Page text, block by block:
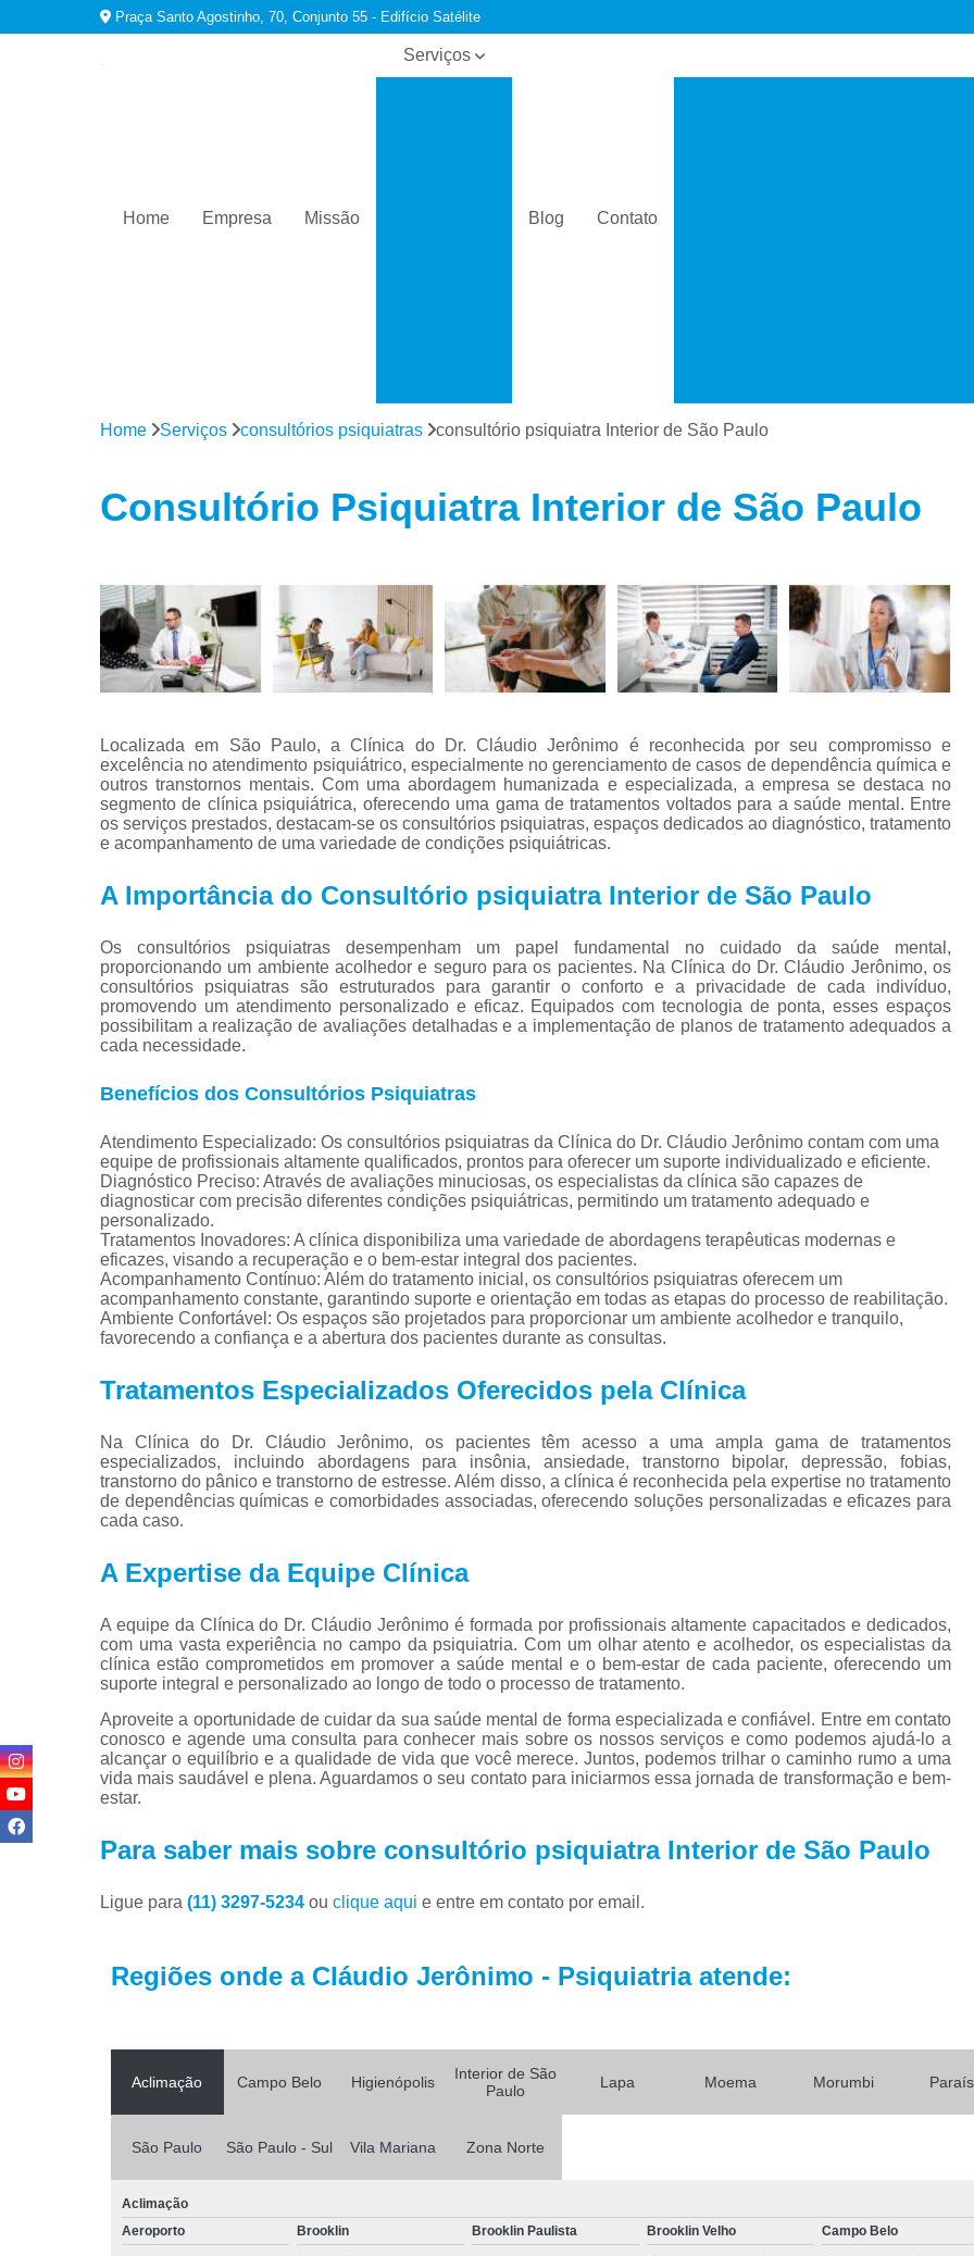
Praça Santo Agostinho, 70, Conjunto 55 - Edifício Satélite
Home Empresa Missão
Serviços
dependência
Tratamentos
Tratamentos
para fobias
para insônia
Tratamentos
para
transtorno
bipolar
para
transtorno de
estresse
Tratamentos
para
transtorno do
Blog Contato
Especialista em
Especialista
Especialista em
Especialista em
Especialista em
Especialista
Tratamento Alternativo para
Tratamento da
Tratamento para Ansiedade
Tratamento para
Tratamento para Ansiedade São
Tratamento
Tratamento para
Tratamento
Tratamento de
Tratamento de
Tratamento de
Tratamento
Tratamento
Tratamento para
Tratamento para
Tratamento para
Tratamento
Tratamento Alternativo para
Tratamento para Depressão Pós
Tratamentos
Tratamentos para Transtorno
Tratamento para Insônia
Tratamento para Insônia em
Tratamento Alternativo para
Home Serviços consultórios psiquiatras consultório psiquiatra Interior de São Paulo
Consultório Psiquiatra Interior de São Paulo
Localizada em São Paulo, a Clínica do Dr. Cláudio Jerônimo é reconhecida por seu compromisso e
excelência no atendimento psiquiátrico, especialmente no gerenciamento de casos de dependência química e
outros transtornos mentais. Com uma abordagem humanizada e especializada, a empresa se destaca no
segmento de clínica psiquiátrica, oferecendo uma gama de tratamentos voltados para a saúde mental. Entre
os serviços prestados, destacam-se os consultórios psiquiatras, espaços dedicados ao diagnóstico, tratamento
e acompanhamento de uma variedade de condições psiquiátricas.
A Importância do Consultório psiquiatra Interior de São Paulo
Os consultórios psiquiatras desempenham um papel fundamental no cuidado da saúde mental,
proporcionando um ambiente acolhedor e seguro para os pacientes. Na Clínica do Dr. Cláudio Jerônimo, os
consultórios psiquiatras são estruturados para garantir o conforto e a privacidade de cada indivíduo,
promovendo um atendimento personalizado e eficaz. Equipados com tecnologia de ponta, esses espaços
possibilitam a realização de avaliações detalhadas e a implementação de planos de tratamento adequados a
cada necessidade.
Benefícios dos Consultórios Psiquiatras
Atendimento Especializado: Os consultórios psiquiatras da Clínica do Dr. Cláudio Jerônimo contam com uma
equipe de profissionais altamente qualificados, prontos para oferecer um suporte individualizado e eficiente.
Diagnóstico Preciso: Através de avaliações minuciosas, os especialistas da clínica são capazes de
diagnosticar com precisão diferentes condições psiquiátricas, permitindo um tratamento adequado e
personalizado.
Tratamentos Inovadores: A clínica disponibiliza uma variedade de abordagens terapêuticas modernas e
eficazes, visando a recuperação e o bem-estar integral dos pacientes.
Acompanhamento Contínuo: Além do tratamento inicial, os consultórios psiquiatras oferecem um
acompanhamento constante, garantindo suporte e orientação em todas as etapas do processo de reabilitação.
Ambiente Confortável: Os espaços são projetados para proporcionar um ambiente acolhedor e tranquilo,
favorecendo a confiança e a abertura dos pacientes durante as consultas.
Tratamentos Especializados Oferecidos pela Clínica
Na Clínica do Dr. Cláudio Jerônimo, os pacientes têm acesso a uma ampla gama de tratamentos
especializados, incluindo abordagens para insônia, ansiedade, transtorno bipolar, depressão, fobias,
transtorno do pânico e transtorno de estresse. Além disso, a clínica é reconhecida pela expertise no tratamento
de dependências químicas e comorbidades associadas, oferecendo soluções personalizadas e eficazes para
cada caso.
A Expertise da Equipe Clínica
A equipe da Clínica do Dr. Cláudio Jerônimo é formada por profissionais altamente capacitados e dedicados,
com uma vasta experiência no campo da psiquiatria. Com um olhar atento e acolhedor, os especialistas da
clínica estão comprometidos em promover a saúde mental e o bem-estar de cada paciente, oferecendo um
suporte integral e personalizado ao longo de todo o processo de tratamento.
Aproveite a oportunidade de cuidar da sua saúde mental de forma especializada e confiável. Entre em contato
conosco e agende uma consulta para conhecer mais sobre os nossos serviços e como podemos ajudá-lo a
alcançar o equilíbrio e a qualidade de vida que você merece. Juntos, podemos trilhar o caminho rumo a uma
vida mais saudável e plena. Aguardamos o seu contato para iniciarmos essa jornada de transformação e bem-
estar.
Para saber mais sobre consultório psiquiatra Interior de São Paulo
Ligue para (11) 3297-5234 ou clique aqui e entre em contato por email.
Regiões onde a Cláudio Jerônimo - Psiquiatria atende:
Aclimação Campo Belo Higienópolis
Interior de São
Paulo
Lapa Moema Morumbi
São Paulo São Paulo - Sul Vila Mariana Zona Norte
Aclimação
Aeroporto
Brooklin Brooklin Paulista Brooklin Velho Campo Belo